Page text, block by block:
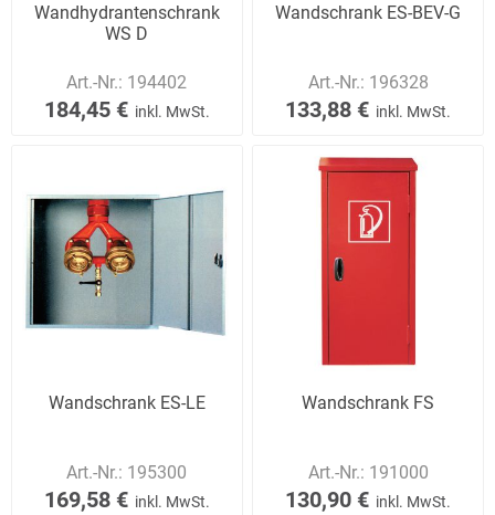
Wandhydrantenschrank
WS D
Art.-Nr.: 194402
184,45 € inkl. MwSt.
Wandschrank ES-BEV-G
Art.-Nr.: 196328
133,88 € inkl. MwSt.
Wandschrank ES-LE
Art.-Nr.: 195300
169,58 € inkl. MwSt.
Wandschrank FS
Art.-Nr.: 191000
130,90 € inkl. MwSt.